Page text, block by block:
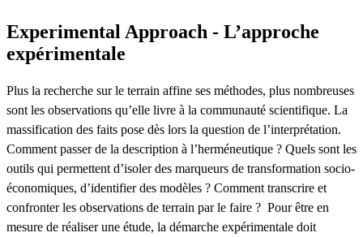
Experimental Approach - L’approche
expérimentale
Plus la recherche sur le terrain affine ses méthodes, plus nombreuses
sont les observations qu’elle livre à la communauté scientifique. La
massification des faits pose dès lors la question de l’interprétation.
Comment passer de la description à l’herméneutique ? Quels sont les
outils qui permettent d’isoler des marqueurs de transformation socio-
économiques, d’identifier des modèles ? Comment transcrire et
confronter les observations de terrain par le faire ? Pour être en
mesure de réaliser une étude, la démarche expérimentale doit